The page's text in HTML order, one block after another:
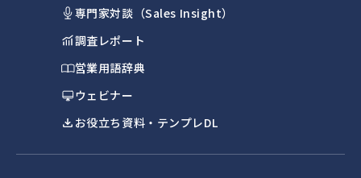
専門家対談（Sales Insight）
調査レポート
営業用語辞典
ウェビナー
お役立ち資料・テンプレDL